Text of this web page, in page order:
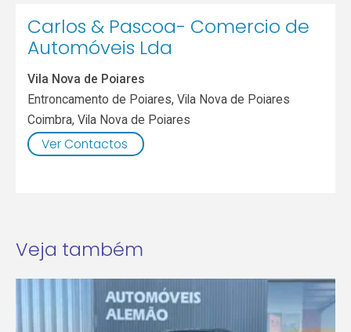
Carlos & Pascoa- Comercio de
Automóveis Lda
Vila Nova de Poiares
Entroncamento de Poiares, Vila Nova de Poiares
Coimbra,Vila Nova de Poiares
Ver Contactos
Veja também